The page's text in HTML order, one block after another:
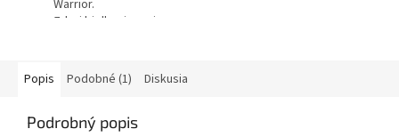
Warrior.
Zdroj bielkovinovej
Energia, pokožka, šľachy,
kosti.
vstrebateľnosť.
Popis Podobné (1) Diskusia
Podrobný popis